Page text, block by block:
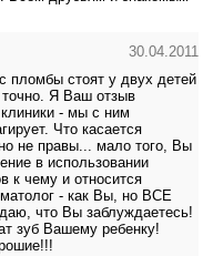
30.04.2011
пломбы стоят у двух детей
Я Ваш отзыв
- мы с ним
Что касается
не правы... мало того, Вы
в использовании
к чему и относится
- как Вы, но ВСЕ
что Вы заблуждаетесь!
зуб Вашему ребенку!